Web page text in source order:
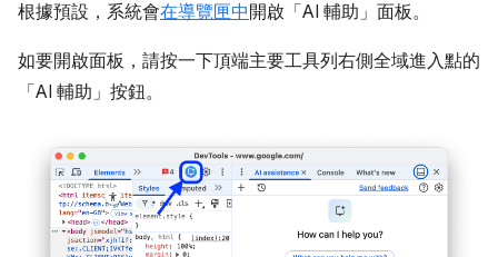
根據預設，系統會在導覽匣中 開啟「AI 輔助」 面板。
如要開啟面板，請按一下頂端主要工具列右側全域進入點的
「AI 輔助」 按鈕。